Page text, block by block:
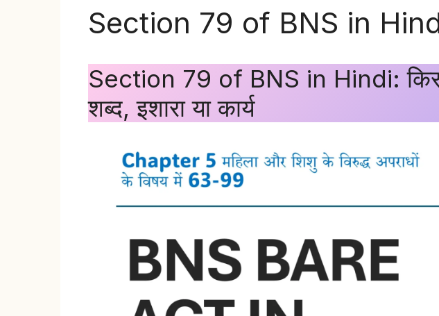
Section 79 of BNS in
Section 79 of BNS in Hindi: किसी
शब्द, इशारा या कार्य